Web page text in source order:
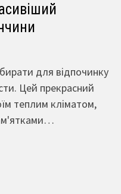
для відпочинку
Цей прекрасний
теплим кліматом,